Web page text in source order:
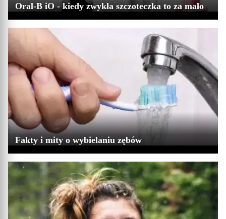
Oral-B iO - kiedy zwykła szczoteczka to za mało
Fakty i mity o wybielaniu zębów